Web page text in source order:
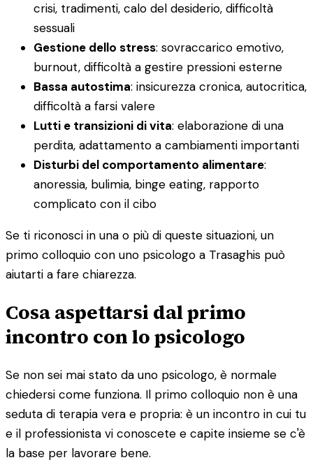
crisi, tradimenti, calo del desiderio, difficoltà
sessuali
Gestione dello stress: sovraccarico emotivo,
burnout, difficoltà a gestire pressioni esterne
Bassa autostima: insicurezza cronica, autocritica,
difficoltà a farsi valere
Lutti e transizioni di vita: elaborazione di una
perdita, adattamento a cambiamenti importanti
Disturbi del comportamento alimentare:
anoressia, bulimia, binge eating, rapporto
complicato con il cibo
Se ti riconosci in una o più di queste situazioni, un
primo colloquio con uno psicologo a Trasaghis può
aiutarti a fare chiarezza.
Cosa aspettarsi dal primo
incontro con lo psicologo
Se non sei mai stato da uno psicologo, è normale
chiedersi come funziona. Il primo colloquio non è una
seduta di terapia vera e propria: è un incontro in cui tu
e il professionista vi conoscete e capite insieme se c'è
la base per lavorare bene.